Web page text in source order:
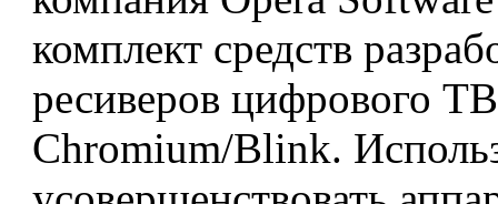
комплект средств
ресиверов цифрового
Chromium/Blink.